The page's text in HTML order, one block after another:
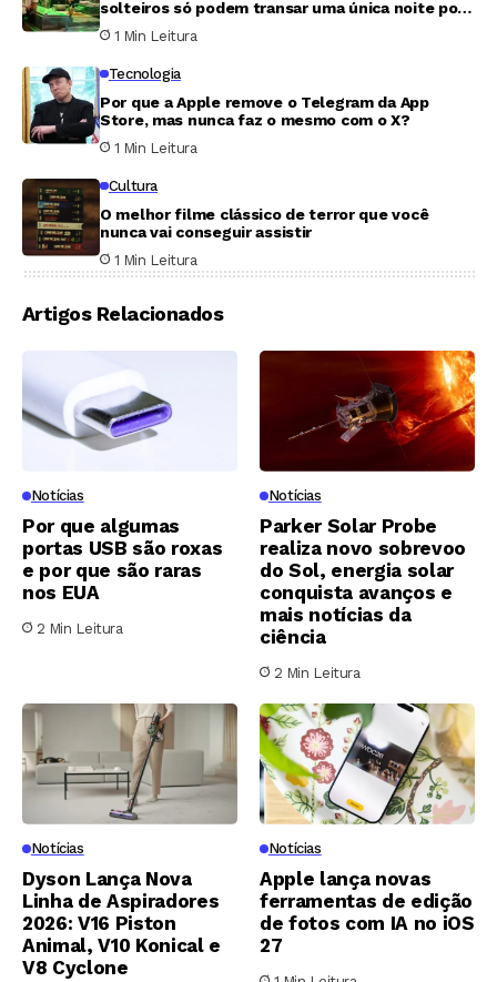
solteiros só podem transar uma única noite por
ano
1 Min Leitura
Tecnologia
Por que a Apple remove o Telegram da App
Store, mas nunca faz o mesmo com o X?
1 Min Leitura
Cultura
O melhor filme clássico de terror que você
nunca vai conseguir assistir
1 Min Leitura
Artigos Relacionados
Notícias
Por que algumas
portas USB são roxas
e por que são raras
nos EUA
2 Min Leitura
Notícias
Parker Solar Probe
realiza novo sobrevoo
do Sol, energia solar
conquista avanços e
mais notícias da
ciência
2 Min Leitura
Notícias
Dyson Lança Nova
Linha de Aspiradores
2026: V16 Piston
Animal, V10 Konical e
V8 Cyclone
Notícias
Apple lança novas
ferramentas de edição
de fotos com IA no iOS
27